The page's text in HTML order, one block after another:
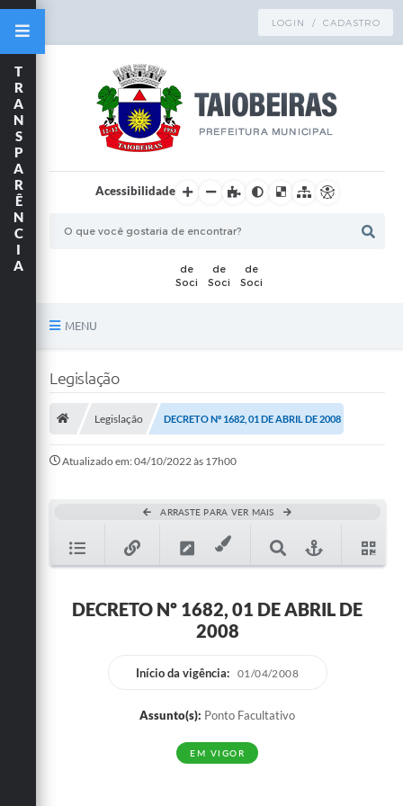
LOGIN / CADASTRO
Acessibilidade
MENU
Mapa do Site
T
R
A
N
S
P
A
R
Ê
N
C
I
A
Legislação
Legislação DECRETO Nº 1682, 01 DE ABRIL DE 2008
Atualizado em: 04/10/2022 às 17h00
ARRASTE PARA VER MAIS
DECRETO Nº 1682, 01 DE ABRIL DE
2008
Início da vigência: 01/04/2008
Assunto(s): Ponto Facultativo
EM VIGOR